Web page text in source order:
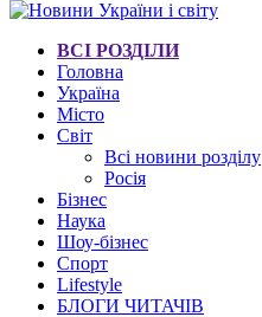
ВСІ РОЗДІЛИ
Головна
Україна
Місто
Світ
Всі новини розділу
Росія
Бізнес
Наука
Шоу-бізнес
Спорт
Lifestyle
БЛОГИ ЧИТАЧІВ